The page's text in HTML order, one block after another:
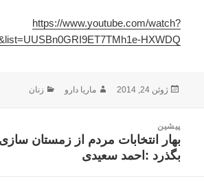
https://www.youtube.com/watch?
HXWDQ
ارسال
ژوئن 24, 2014 نویسنده
ماریا دارو دسته‌ها
زنان
نوشتهپیشین
نوشته
قبلی:
بهار انتخابات مردم از زمستان
بگذرد :احمد سعیدی